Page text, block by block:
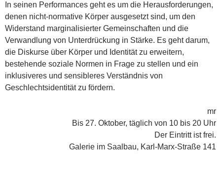
In seinen Performances geht es um die Herausforderungen,
denen nicht-normative Körper ausgesetzt sind, um den
Widerstand marginalisierter Gemeinschaften und die
Verwandlung von Unterdrückung in Stärke. Es geht darum,
die Diskurse über Körper und Identität zu erweitern,
bestehende soziale Normen in Frage zu stellen und ein
inklusiveres und sensibleres Verständnis von
Geschlechtsidentität zu fördern.
mr
Bis 27. Oktober, täglich von 10 bis 20 Uhr
Der Eintritt ist frei.
Galerie im Saalbau, Karl-Marx-Straße 141